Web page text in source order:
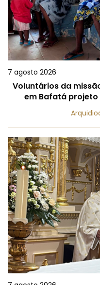
7 agosto 2026
Voluntários da
em Bafatá